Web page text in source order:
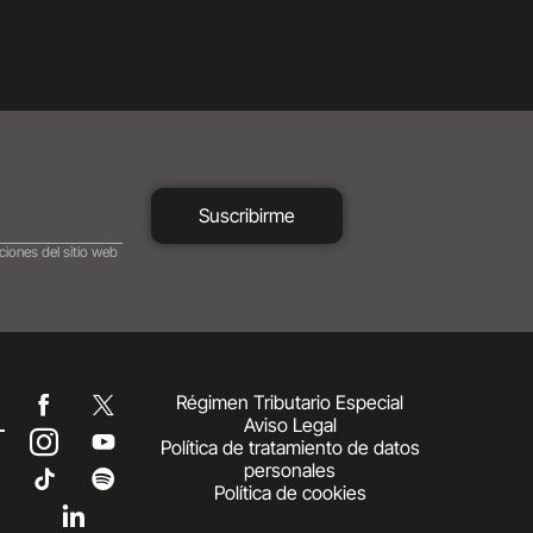
Suscribirme
del sitio web
Régimen Tributario Especial
Aviso Legal
Política de tratamiento de datos
personales
Política de cookies